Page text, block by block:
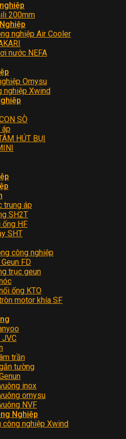
200mm
nghiệp Air Cooler
nước NEFA
Omysu
nghiệp Xwind
SÒ
HÚT BỤI
trung áp
SH2T
ống HF
SHT
công nghiệp
FD
trục geun
ống KTO
motor khía SF
JVC
trần
tường
inox
omysu
NVF
Nghiệp
nghiệp Xwind